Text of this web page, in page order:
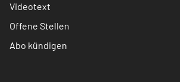
Videotext
Offene Stellen
Abo kündigen